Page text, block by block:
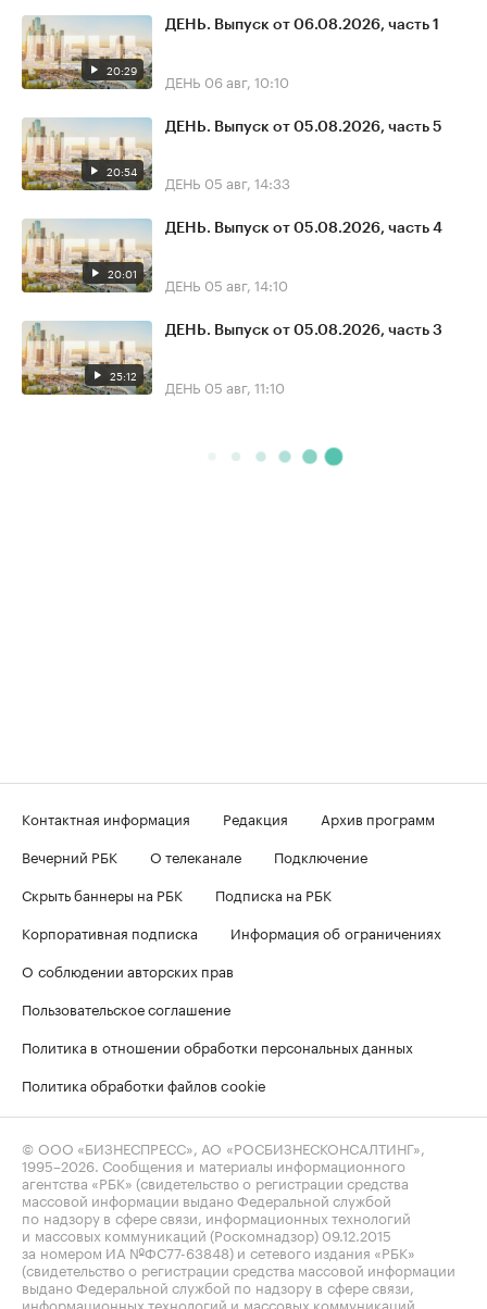
20:29
ДЕНЬ. Выпуск от 06.08.2026, часть 1
ДЕНЬ 06 авг, 10:10
20:54
ДЕНЬ. Выпуск от 05.08.2026, часть 5
ДЕНЬ 05 авг, 14:33
20:01
ДЕНЬ. Выпуск от 05.08.2026, часть 4
ДЕНЬ 05 авг, 14:10
25:12
ДЕНЬ. Выпуск от 05.08.2026, часть 3
ДЕНЬ 05 авг, 11:10
Контактная информация Редакция
Архив программ
Вечерний РБК
О телеканале
Подключение
Скрыть баннеры на РБК
Подписка на РБК
Корпоративная подписка
Информация об ограничениях
О соблюдении авторских прав
Пользовательское соглашение
Политика в отношении обработки персональных данных
Политика обработки файлов cookie
© ООО «БИЗНЕСПРЕСС», АО «РОСБИЗНЕСКОНСАЛТИНГ»,
1995–2026 . Сообщения и материалы информационного
агентства «РБК» (свидетельство о регистрации средства
массовой информации выдано Федеральной службой
по надзору в сфере связи, информационных технологий
и массовых коммуникаций (Роскомнадзор) 09.12.2015
за номером ИА №ФС77-63848) и сетевого издания «РБК»
(свидетельство о регистрации средства массовой информации
выдано Федеральной службой по надзору в сфере связи,
информационных технологий и массовых коммуникаций